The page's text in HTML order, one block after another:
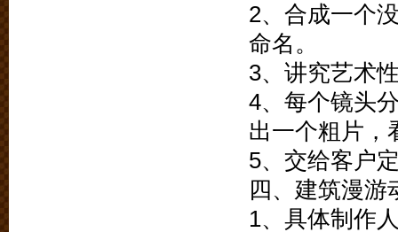
2、合成一个
命名。
3、讲究艺术
4、每个镜头
出一个粗片，
5、交给客户
四、建筑漫游
1、具体制作